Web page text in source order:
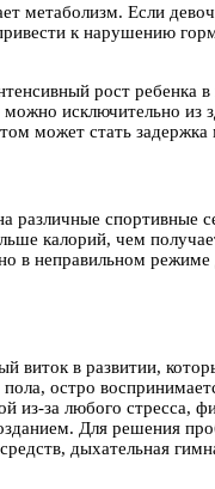
метаболизм. Если
к нарушению
рост
исключительно
может стать
различные
калорий, чем
в неправильном
виток в развитии,
остро
за любого стресса,
Для решения
дыхательная